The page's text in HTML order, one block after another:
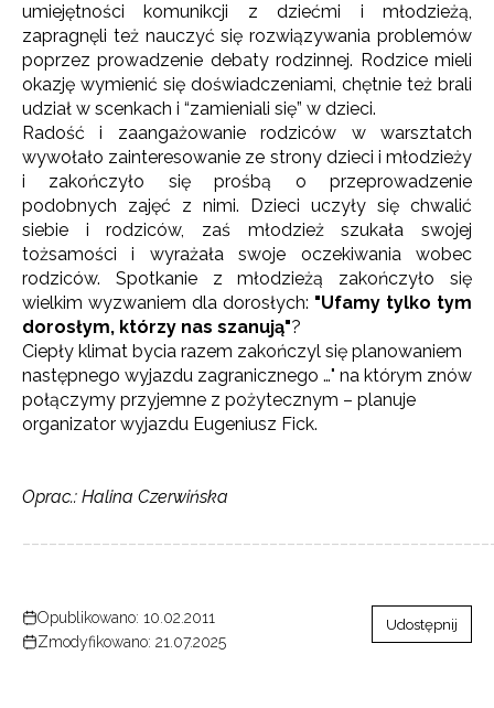
umiejętności komunikcji z dziećmi i młodzieżą,
zapragnęli też nauczyć się rozwiązywania problemów
poprzez prowadzenie debaty rodzinnej. Rodzice mieli
okazję wymienić się doświadczeniami, chętnie też brali
udział w scenkach i “zamieniali się” w dzieci.
Radość i zaangażowanie rodziców w warsztatch
wywołało zainteresowanie ze strony dzieci i młodzieży
i zakończyło się prośbą o przeprowadzenie
podobnych zajęć z nimi. Dzieci uczyły się chwalić
siebie i rodziców, zaś młodzież szukała swojej
tożsamości i wyrażała swoje oczekiwania wobec
rodziców. Spotkanie z młodzieżą zakończyło się
wielkim wyzwaniem dla dorosłych: "Ufamy tylko tym
dorosłym, którzy nas szanują"?
Ciepły klimat bycia razem zakończyl się planowaniem
następnego wyjazdu zagranicznego …" na którym znów
połączymy przyjemne z pożytecznym – planuje
organizator wyjazdu Eugeniusz Fick.
Oprac.: Halina Czerwińska
Opublikowano: 10.02.2011
Zmodyfikowano: 21.07.2025
Udostępnij